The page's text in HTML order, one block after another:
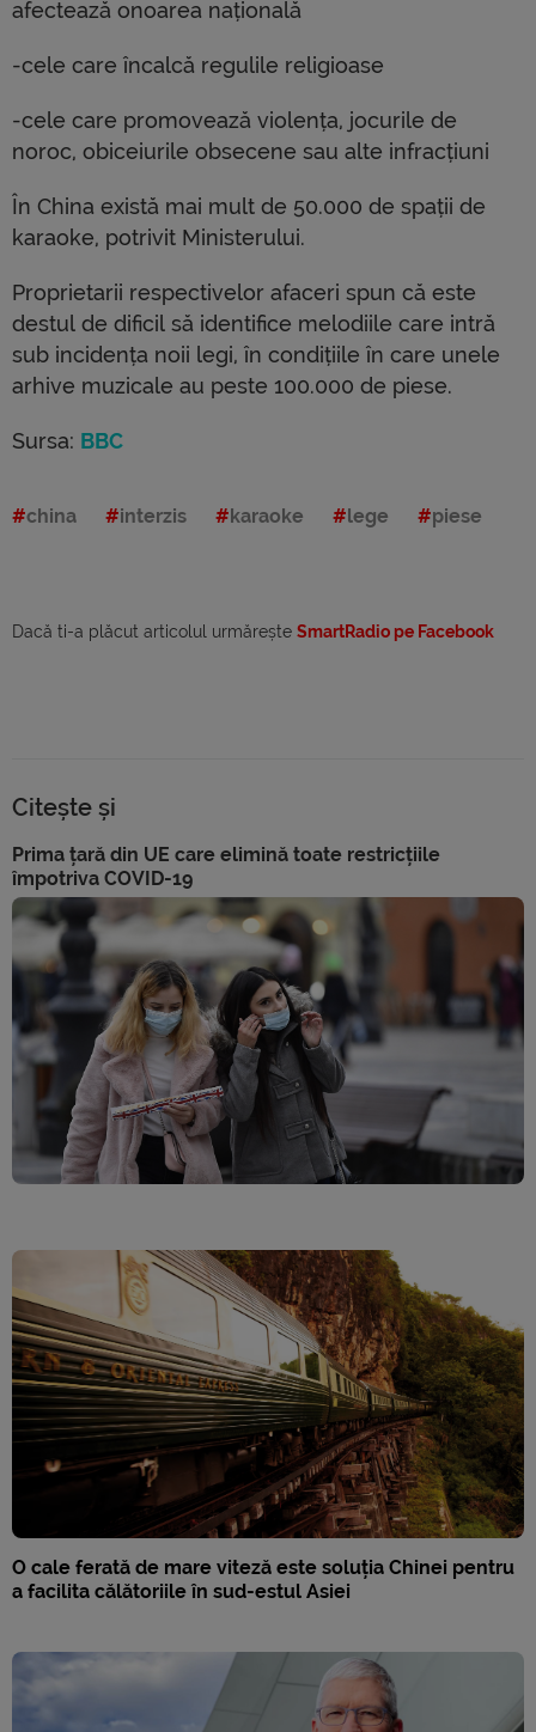
afectează onoarea națională
-cele care încalcă regulile religioase
-cele care promovează violența, jocurile de
noroc, obiceiurile obsecene sau alte infracțiuni
În China există mai mult de 50.000 de spații de
karaoke, potrivit Ministerului.
Proprietarii respectivelor afaceri spun că este
destul de dificil să identifice melodiile care intră
sub incidența noii legi, în condițiile în care unele
arhive muzicale au peste 100.000 de piese.
Sursa: BBC
china interzis karaoke lege piese
Dacă ti-a plăcut articolul urmărește SmartRadio pe Facebook
Citește și
Prima țară din UE care elimină toate restricțiile
împotriva COVID-19
O cale ferată de mare viteză este soluția Chinei pentru
a facilita călătoriile în sud-estul Asiei